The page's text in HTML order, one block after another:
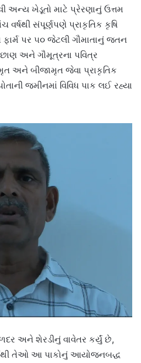
અન્ય ખેડૂતો માટે પ્રેરણાનું ઉત્તમ
વર્ષથી સંપૂર્ણપણે પ્રાકૃતિક કૃષિ
પર ૫૦ જેટલી ગૌમાતાનું જતન
અને ગૌમૂત્રના પવિત્ર
અને બીજામૃત જેવા પ્રાકૃતિક
જમીનમાં વિવિધ પાક લઈ રહ્યા
અને શેરડીનું વાવેતર કર્યું છે,
તેઓ આ પાકોનું આયોજનબદ્ધ